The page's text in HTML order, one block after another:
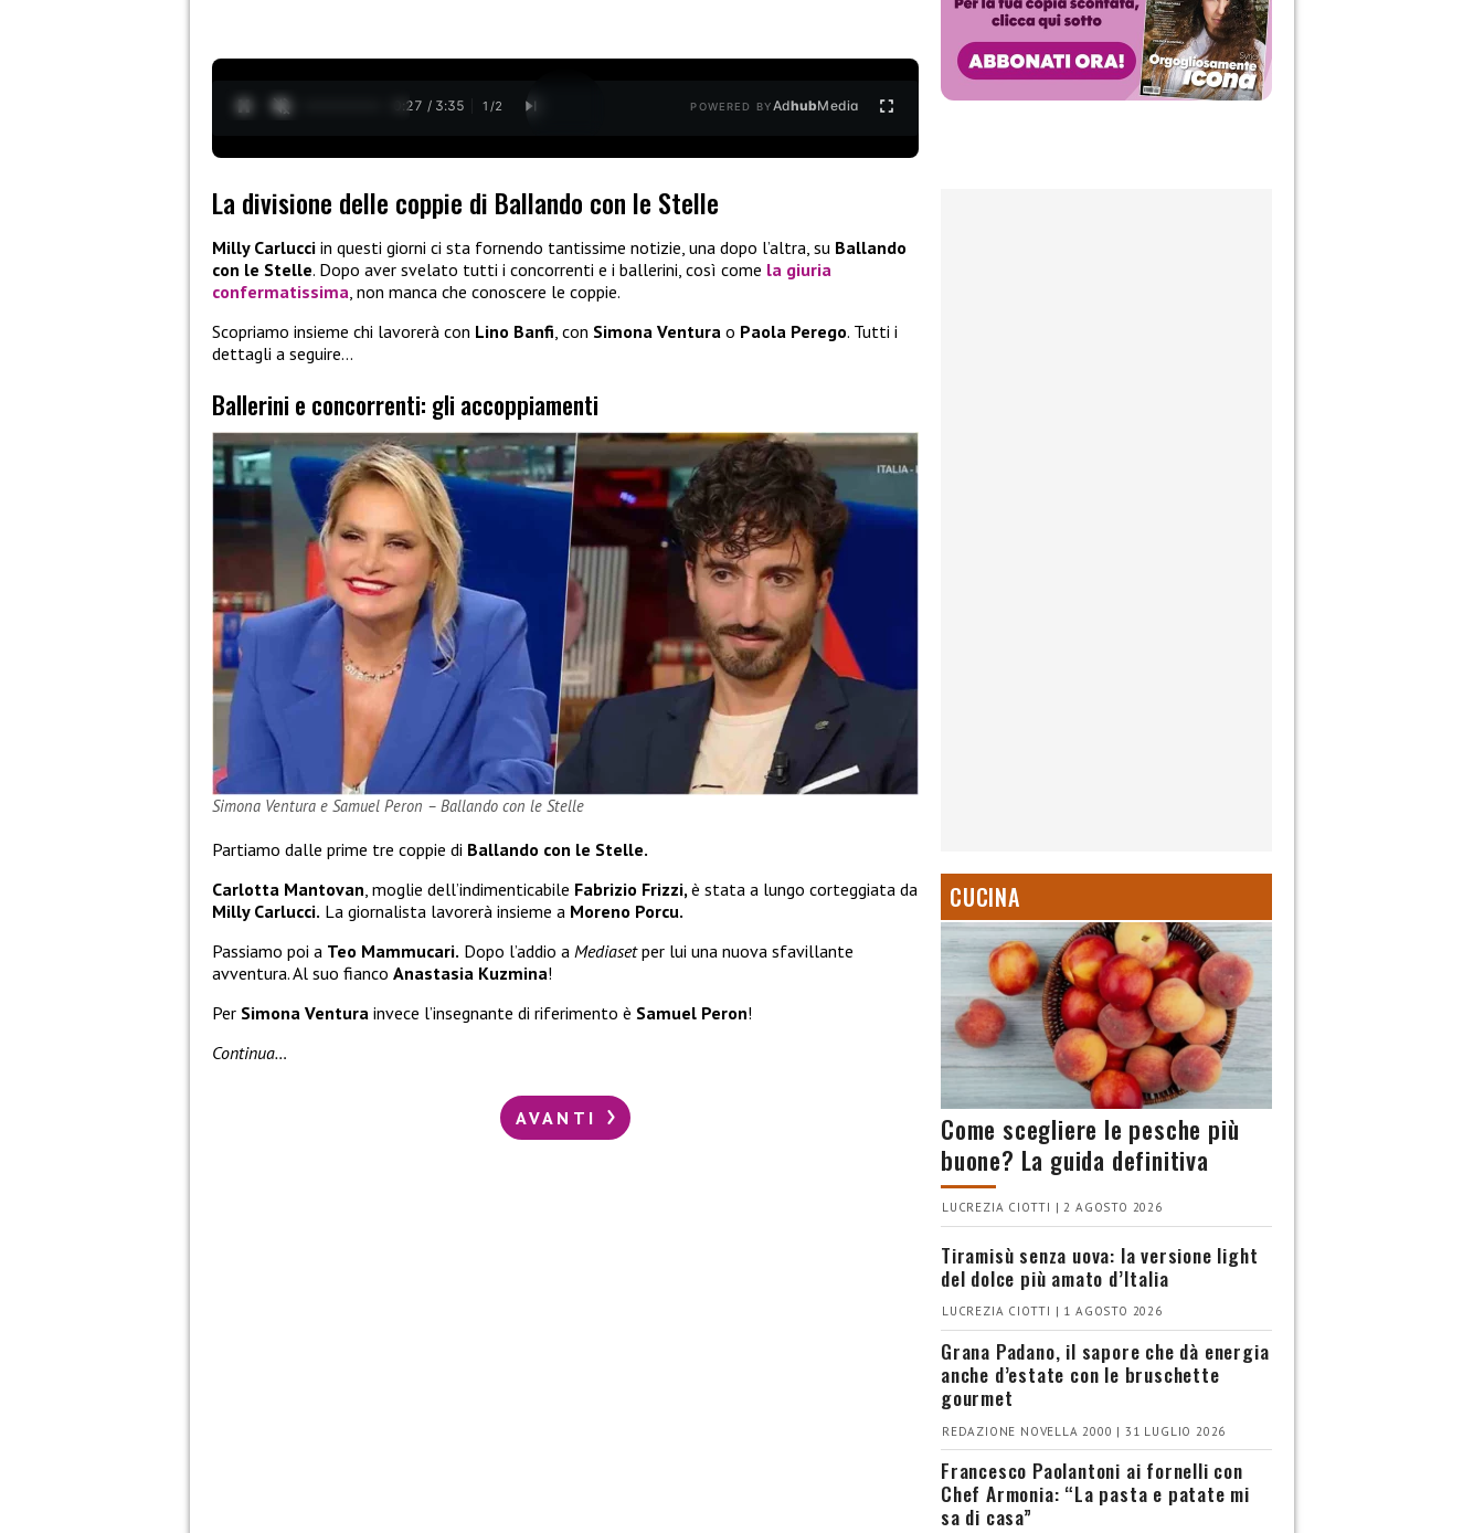
0:28 / 3:35 1 /2 POWERED BYAdhubMedia
La divisione delle coppie di Ballando con le Stelle
Milly Carlucci in questi giorni ci sta fornendo tantissime notizie, una dopo l’altra, su Ballando
con le Stelle. Dopo aver svelato tutti i concorrenti e i ballerini, così come la giuria
confermatissima, non manca che conoscere le coppie.
Scopriamo insieme chi lavorerà con Lino Banfi, con Simona Ventura o Paola Perego. Tutti i
dettagli a seguire…
Ballerini e concorrenti: gli accoppiamenti
Simona Ventura e Samuel Peron – Ballando con le Stelle
Partiamo dalle prime tre coppie di Ballando con le Stelle.
Carlotta Mantovan, moglie dell’indimenticabile Fabrizio Frizzi,è stata a lungo corteggiata da
Milly Carlucci. La giornalista lavorerà insieme a Moreno Porcu.
Passiamo poi a Teo Mammucari. Dopo l’addio a Mediasetper lui una nuova sfavillante
avventura. Al suo fianco Anastasia Kuzmina!
Per Simona Ventura invece l’insegnante di riferimento è Samuel Peron!
Continua…
AVANTI
CUCINA
Come scegliere le pesche più
buone? La guida definitiva
LUCREZIA CIOTTI | 2 AGOSTO 2026
Tiramisù senza uova: la versione light
del dolce più amato d’Italia
LUCREZIA CIOTTI | 1 AGOSTO 2026
Grana Padano, il sapore che dà energia
anche d’estate con le bruschette
gourmet
REDAZIONE NOVELLA 2000 | 31 LUGLIO 2026
Francesco Paolantoni ai fornelli con
Chef Armonia: “La pasta e patate mi
sa di casa”